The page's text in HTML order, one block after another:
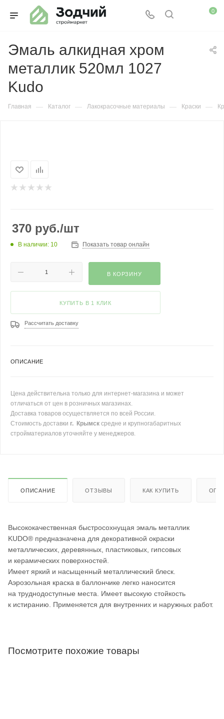
0
Эмаль алкидная хром
металлик 520мл 1027
Kudo
Главная — Каталог — Лакокрасочные материалы — Краски —
370 руб./шт
В наличии: 10 Показать товар онлайн
В КОРЗИНУ
КУПИТЬ В 1 КЛИК
Рассчитать доставку
ОПИСАНИЕ
Цена действительна только для интернет-магазина и может
отличаться от цен в розничных магазинах.
Доставка товаров осуществляется по всей России.
Стоимость доставки г. Крымск средне и крупногабаритных
стройматериалов уточняйте у менеджеров.
ОПИСАНИЕ ОТЗЫВЫ КАК КУПИТЬ
Высококачественная быстросохнущая эмаль металлик
KUDO® предназначена для декоративной окраски
металлических, деревянных, пластиковых, гипсовых
и керамических поверхностей.
Имеет яркий и насыщенный металлический блеск.
Аэрозольная краска в баллончике легко наносится
на труднодоступные места. Имеет высокую стойкость
к истиранию. Применяется для внутренних и наружных работ.
Посмотрите похожие товары